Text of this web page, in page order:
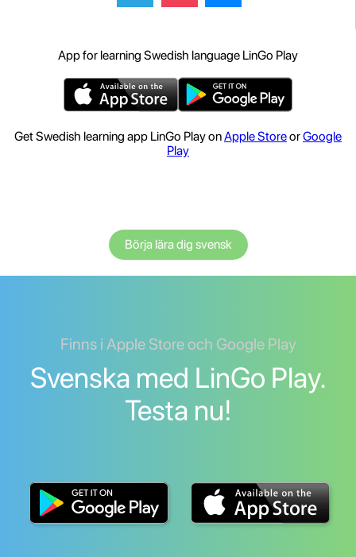
App for learning Swedish language LinGo Play
Get Swedish learning app LinGo Play onApple StoreorGoogle
Play
Börja lära dig svensk
Finns i Apple Store och Google Play
Svenska med LinGo Play.
Testa nu!